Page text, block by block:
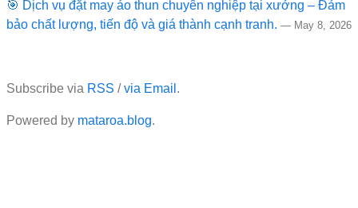
🎯 Dịch vụ đặt may áo thun chuyên nghiệp tại xưởng – Đảm
bảo chất lượng, tiến độ và giá thành cạnh tranh. — May 8, 2026
Subscribe via RSS /via Email .
Powered by mataroa.blog.